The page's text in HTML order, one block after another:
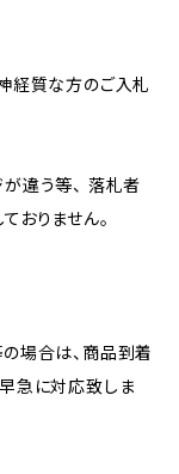
経質な方のご入札
違う等、 落札者
おりません。
場合は、商品到着
急に対応致しま